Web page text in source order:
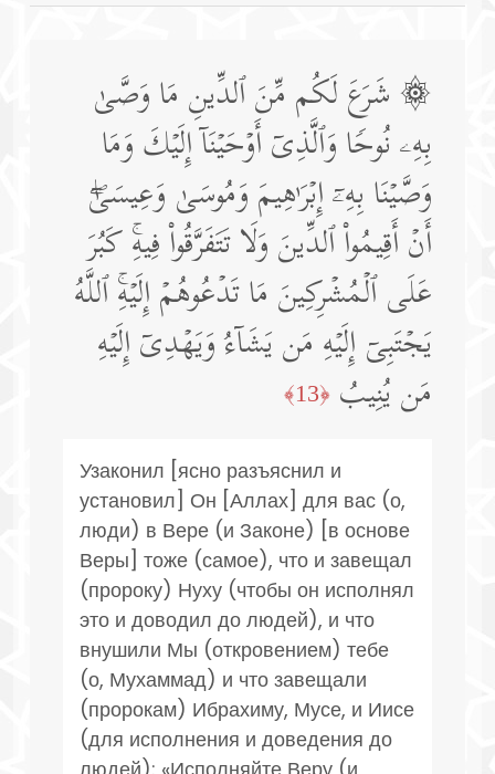
۞ شَرَعَ لَكُم مِّنَ ٱلدِّینِ مَا وَصَّىٰ
بِهِۦ نُوحࣰا وَٱلَّذِیۤ أَوۡحَیۡنَاۤ إِلَیۡكَ وَمَا
وَصَّیۡنَا بِهِۦۤ إِبۡرَ ٰ⁠هِیمَ وَمُوسَىٰ وَعِیسَىٰۤۖ
أَنۡ أَقِیمُوا۟ ٱلدِّینَ وَلَا تَتَفَرَّقُوا۟ فِیهِۚ كَبُرَ
عَلَى ٱلۡمُشۡرِكِینَ مَا تَدۡعُوهُمۡ إِلَیۡهِۚ ٱللَّهُ
یَجۡتَبِیۤ إِلَیۡهِ مَن یَشَاۤءُ وَیَهۡدِیۤ إِلَیۡهِ
مَن یُنِیبُ ﴿13﴾
Узаконил [ясно разъяснил и
установил] Он [Аллах] для вас (о,
люди) в Вере (и Законе) [в основе
Веры] тоже (самое), что и завещал
(пророку) Нуху (чтобы он исполнял
это и доводил до людей), и что
внушили Мы (откровением) тебе
(о, Мухаммад) и что завещали
(пророкам) Ибрахиму, Мусе, и Иисе
(для исполнения и доведения до